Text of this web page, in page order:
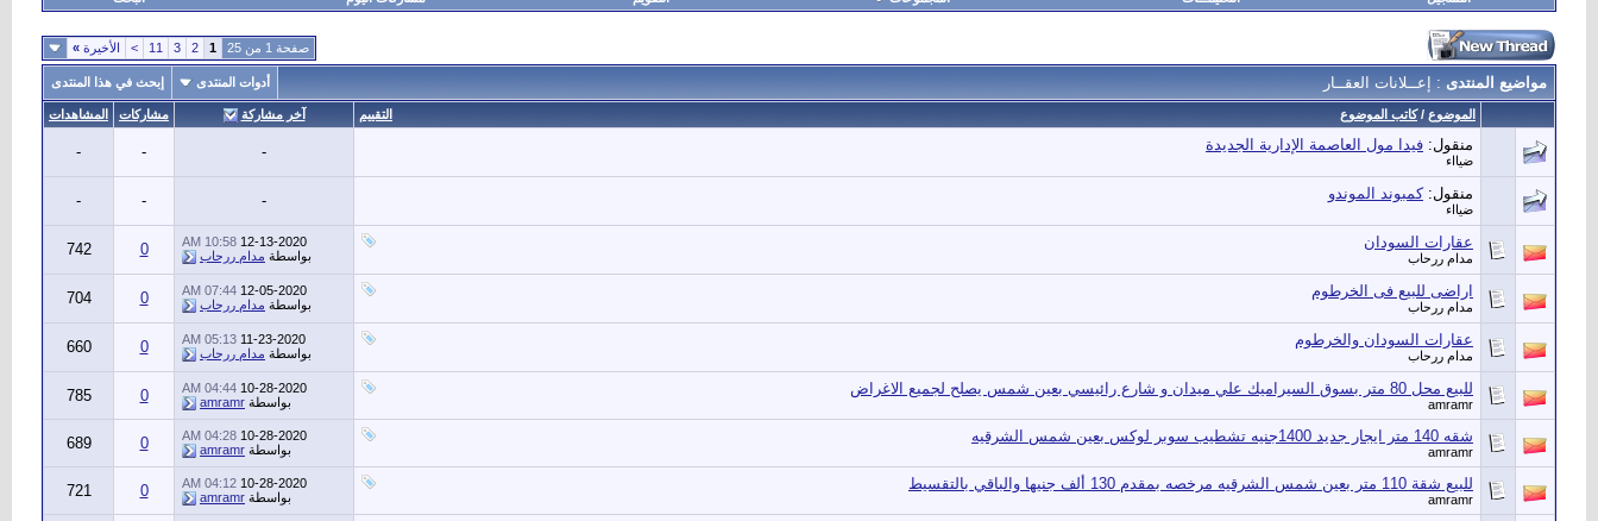
صفحة 1 من 25 1
2
3
11
> الأخيرة »
مواضيع المنتدى : إعــلانات العقــار أدوات المنتدى إبحث في هذا المنتدى
التقييم الموضوع /كاتب الموضوع آخر مشاركة مشاركات المشاهدات
منقول: فيدا مول العاصمة الإدارية الجديدة
ضيااء -
-
-
منقول:كمبوند الموندو
ضيااء -
-
-
عقارات السودان
مدام ررحاب
12-13-2020
10:58 AM
بواسطة مدام ررحاب 0
742
اراضى للبيع فى الخرطوم
مدام ررحاب
12-05-2020
07:44 AM
بواسطة مدام ررحاب 0
704
عقارات السودان والخرطوم
مدام ررحاب
11-23-2020
05:13 AM
بواسطة مدام ررحاب 0
660
للبيع محل 80 متر بسوق السيراميك علي ميدان و شارع رائيسي بعين شمس يصلح لجميع الاغراض
amramr
10-28-2020
04:44 AM
بواسطة amramr
0
785
شقه 140 متر ايجار جديد 1400جنيه تشطيب سوبر لوكس بعين شمس الشرقيه
amramr
10-28-2020
04:28 AM
بواسطة amramr
0
689
للبيع شقة 110 متر بعين شمس الشرقيه مرخصه بمقدم 130 ألف جنيها والباقي بالتقسيط
amramr
10-28-2020
04:12 AM
بواسطة amramr
0
721